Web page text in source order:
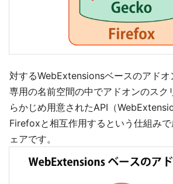
対するWebExtensionsベースのアドオ
専用の名前空間の中でアドオンのスク
らかじめ用意されたAPI（
Firefoxと相互作用するという仕組み
ェアです。